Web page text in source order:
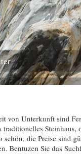
von Unterkunft sind
Steinhaus,
die Preise sind
Bentuzen Sie das